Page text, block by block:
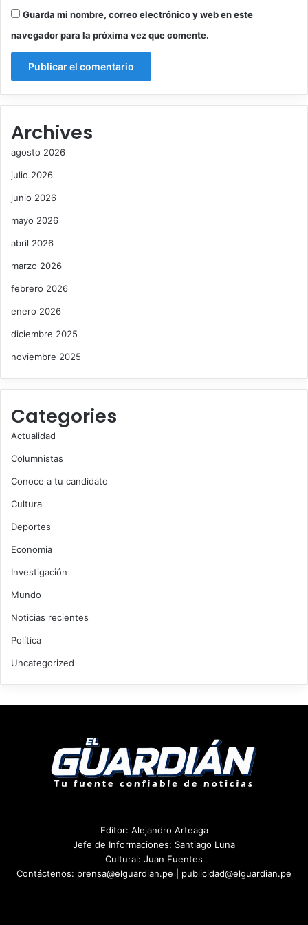
e
o
Guarda mi nombre, correo electrónico y web en este
navegador para la próxima vez que comente.
Archives
agosto 2026
julio 2026
junio 2026
mayo 2026
abril 2026
marzo 2026
febrero 2026
enero 2026
diciembre 2025
noviembre 2025
Categories
Actualidad
Columnistas
Conoce a tu candidato
Cultura
Deportes
Economía
Investigación
Mundo
Noticias recientes
Política
Uncategorized
Editor: Alejandro Arteaga
Jefe de Informaciones: Santiago Luna
Cultural: Juan Fuentes
Contáctenos: prensa@elguardian.pe | publicidad@elguardian.pe